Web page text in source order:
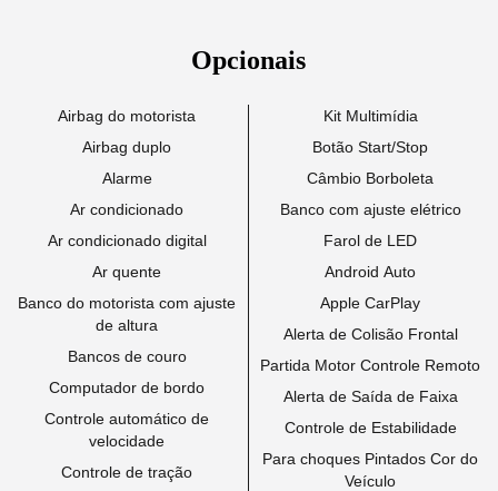
Opcionais
Airbag do motorista
Airbag duplo
Alarme
Ar condicionado
Ar condicionado digital
Ar quente
Banco do motorista com ajuste
de altura
Bancos de couro
Computador de bordo
Controle automático de
velocidade
Controle de tração
Kit Multimídia
Botão Start/Stop
Câmbio Borboleta
Banco com ajuste elétrico
Farol de LED
Android Auto
Apple CarPlay
Alerta de Colisão Frontal
Partida Motor Controle Remoto
Alerta de Saída de Faixa
Controle de Estabilidade
Para choques Pintados Cor do
Veículo